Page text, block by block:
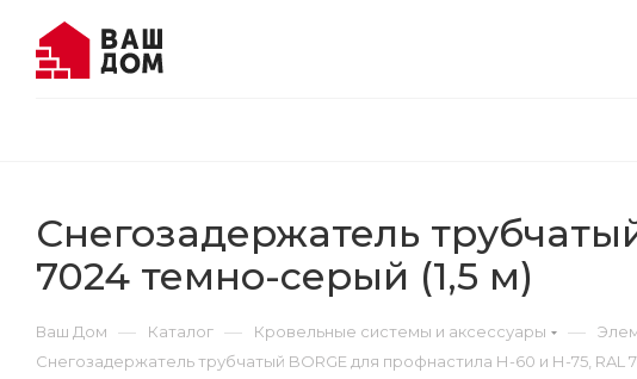
Снегозадержатель
7024 темно-серый (1,5 м)
Ваш Дом — Каталог — Кровельные системы и аксессуары —
Снегозадержатель трубчатый BORGE для профнастила Н-60 и Н-75, RAL